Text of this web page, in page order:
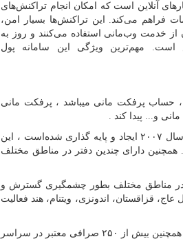
آنلاین است که امکان انجام تراکنش‌های
فراهم می‌کند. این تراکنش‌ها بسیار امن،
حال حاضر حدود بیش از ۶ میلیون کاربر در جهان از خدمت وب‌مانی استفاده می‌کنند و روز به
است. مهم‌ترین ویژگی این سامانه پول
، حساب پرفکت مانی میباشد ، پرفکت مانی
و... پیدا کند .
پرفکت مانی یک سیستم پرداخت الکترونیکی برای پرداخت‌های غیر نقدی در اینترنت است که در سال ۲۰۰۷ ایجاد و پایه گذاری شده‌است ، این
دارای چندین دفتر در مناطق مختلف
حضور خود را در مناطق مختلف بطور چشمگیری گسترش و
ساحل عاج، قزاقستان، اندونزی، ویتنام، هند فعالیت
تعداد کاربران ان به بیش از ۱۰٬۰۰۰٬۰۰۰ و بیزنس‌های متصل به این سیستم بیش از ۵۰٬۰۰۰ است. همچنین بیش از ۲۵۰ صرافی معتبر در سراسر